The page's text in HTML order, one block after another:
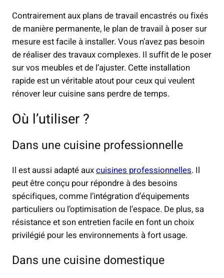
Contrairement aux plans de travail encastrés ou fixés
de manière permanente, le plan de travail à poser sur
mesure est facile à installer. Vous n’avez pas besoin
de réaliser des travaux complexes. Il suffit de le poser
sur vos meubles et de l’ajuster. Cette installation
rapide est un véritable atout pour ceux qui veulent
rénover leur cuisine sans perdre de temps.
Où l’utiliser ?
Dans une cuisine professionnelle
Il est aussi adapté auxcuisines professionnelles. Il
peut être conçu pour répondre à des besoins
spécifiques, comme l’intégration d’équipements
particuliers ou l’optimisation de l’espace. De plus, sa
résistance et son entretien facile en font un choix
privilégié pour les environnements à fort usage.
Dans une cuisine domestique